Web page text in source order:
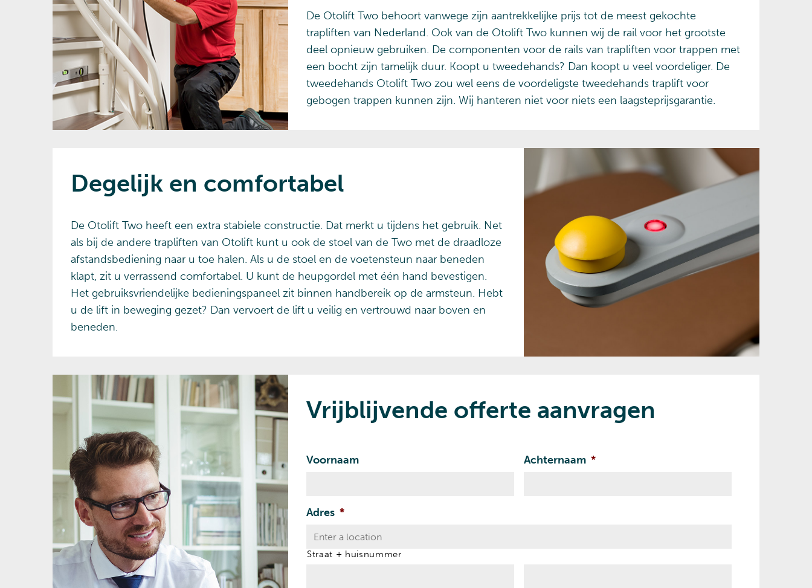
De Otolift Two behoort vanwege zijn aantrekkelijke prijs tot de meest gekochte
trapliften van Nederland. Ook van de Otolift Two kunnen wij de rail voor het grootste
deel opnieuw gebruiken. De componenten voor de rails van trapliften voor trappen met
een bocht zijn tamelijk duur. Koopt u tweedehands? Dan koopt u veel voordeliger. De
tweedehands Otolift Two zou wel eens de voordeligste tweedehands traplift voor
gebogen trappen kunnen zijn. Wij hanteren niet voor niets een laagsteprijsgarantie.
Degelijk en comfortabel
De Otolift Two heeft een extra stabiele constructie. Dat merkt u tijdens het gebruik. Net
als bij de andere trapliften van Otolift kunt u ook de stoel van de Two met de draadloze
afstandsbediening naar u toe halen. Als u de stoel en de voetensteun naar beneden
klapt, zit u verrassend comfortabel. U kunt de heupgordel met één hand bevestigen.
Het gebruiksvriendelijke bedieningspaneel zit binnen handbereik op de armsteun. Hebt
u de lift in beweging gezet? Dan vervoert de lift u veilig en vertrouwd naar boven en
beneden.
Vrijblijvende offerte aanvragen
Voornaam Achternaam *
Adres *
Straat + huisnummer